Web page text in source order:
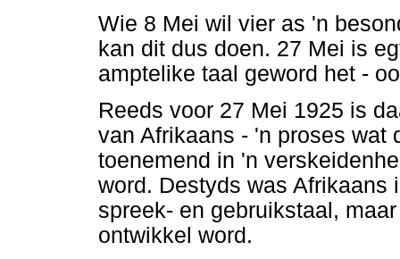
Wie 8 Mei wil vier as 'n
kan dit dus doen. 27 Mei is
amptelike taal geword het -
Reeds voor 27 Mei 1925 is
van Afrikaans - 'n proses wat
toenemend in 'n
word. Destyds was
spreek- en gebruikstaal,
ontwikkel word.